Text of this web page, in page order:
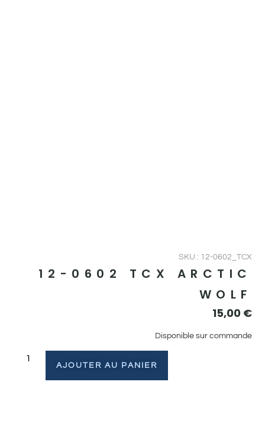
SKU : 12-0602_TCX
12-0602 TCX ARCTIC
WOLF
15,00 €
Disponible sur commande
AJOUTER AU PANIER